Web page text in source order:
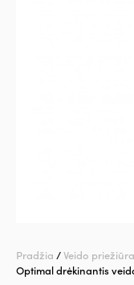
Pradžia /Veido
Optimal drėkinantis